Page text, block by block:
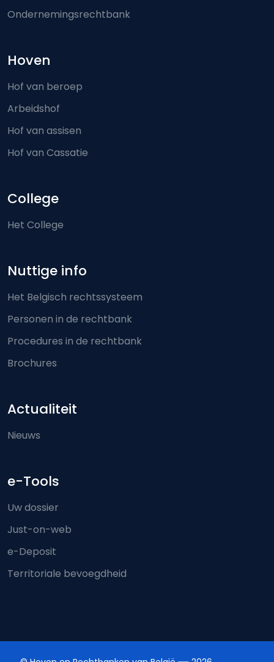
Ondernemingsrechtbank
Hoven
Hof van beroep
Arbeidshof
Hof van assisen
Hof van Cassatie
College
Het College
Nuttige info
Het Belgisch rechtssysteem
Personen in de rechtbank
Procedures in de rechtbank
Brochures
Actualiteit
Nieuws
e-Tools
Uw dossier
Just-on-web
e-Deposit
Territoriale bevoegdheid